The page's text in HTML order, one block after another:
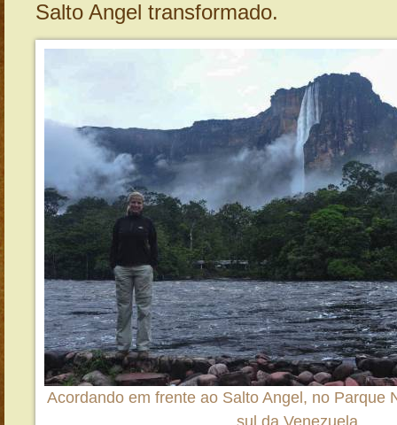
Salto Angel transformado.
Acordando em frente ao Salto Angel, no Parque
sul da Venezuela